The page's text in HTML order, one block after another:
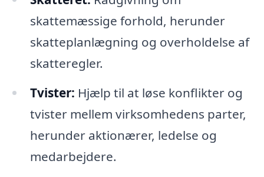
skattemæssige forhold, herunder
skatteplanlægning og overholdelse af
skatteregler.
Tvister: Hjælp til at løse konflikter og
tvister mellem virksomhedens parter,
herunder aktionærer, ledelse og
medarbejdere.